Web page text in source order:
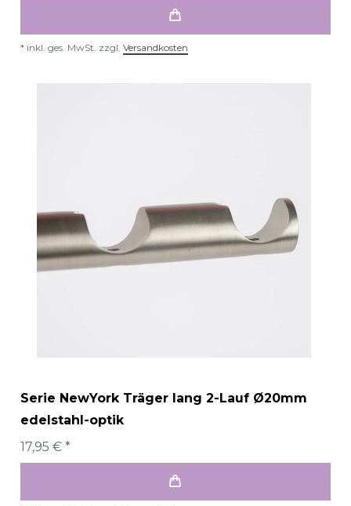
* inkl. ges. MwSt. zzgl. Versandkosten
Serie NewYork Träger lang 2-Lauf Ø20mm
edelstahl-optik
17,95 € *